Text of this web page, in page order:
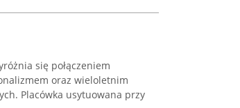
się połączeniem
oraz wieloletnim
Placówka usytuowana przy